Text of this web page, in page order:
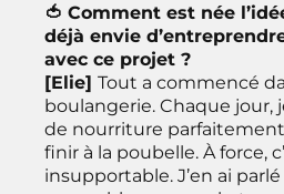
🍅 Comment est née
déjà envie
avec ce projet ?
[Elie] Tout a commencé
boulangerie. Chaque jour,
de nourriture
finir à la poubelle. À force,
insupportable. J’en ai